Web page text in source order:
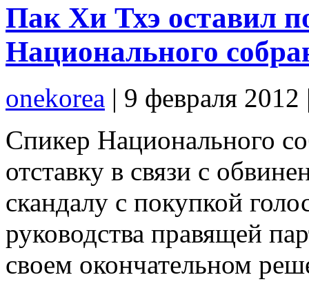
Пак Хи Тхэ оставил
Национального
onekorea | 9 февраля 2012
Спикер Национального
отставку в связи с
скандалу с покупкой
руководства правящей
своем окончательном